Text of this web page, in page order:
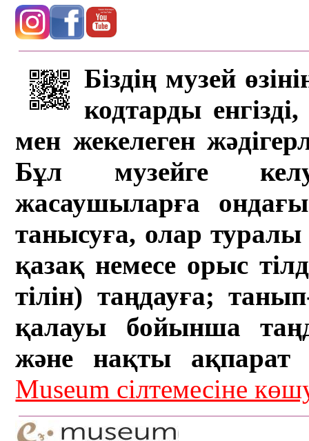
Біздің музей
кодтарды
мен жекелеген
Бұл музейге
жасаушыларға
танысуға, олар туралы
қазақ немесе орыс
тілін) таңдауға;
қалауы бойынша
және нақты ақпарат
Museum сілтемесіне